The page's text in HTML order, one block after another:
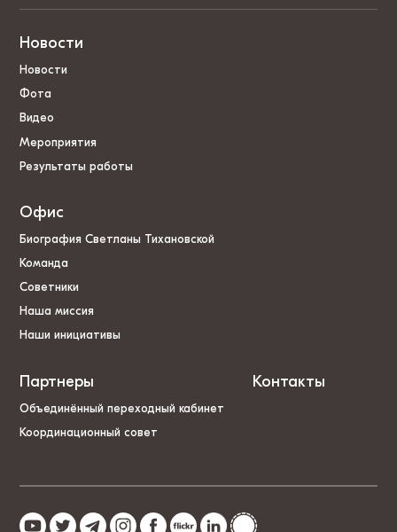
Новости
Новости
Фота
Видео
Мероприятия
Результаты работы
Офис
Биография Светланы Тихановской
Команда
Советники
Наша миссия
Наши инициативы
Партнеры
Объединённый переходный кабинет
Координационный совет
Контакты